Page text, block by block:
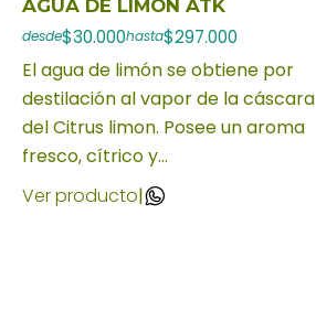
AGUA DE LIMON ATK
desde$30.000hasta$297.000
El agua de limón se obtiene por
destilación al vapor de la cáscara
del Citrus limon. Posee un aroma
fresco, cítrico y...
Ver producto|